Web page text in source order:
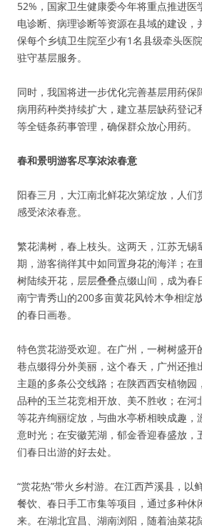
52%，国家卫生健康委今年将重点推进医
电诊断、病理诊断等资源在县域的建设，
保每个乡镇卫生院至少有1名县级牵头医
驻守基层服务。
同时，我国将进一步优化完善基层用药保
病用药种类持续扩大，建立基层缺药登记
等全链条药事管理，确保群众放心用药。
春和景明游客尽享浓浓春意
阳春三月，大江南北鲜花次第绽放，人们
感受浓浓春意。
繁花满树，春上枝头。这两天，江苏无锡
期，游客徜徉其中如同置身花的海洋；在
树陆续开花，层层叠叠点缀山间，成为春
南宁青秀山的200多亩黄花风铃木争相绽
的春日画卷。
特色赏花游受欢迎。在广州，一树树盛开
巷点缀得分外美丽，这个春天，广州还推
主题的多条公交线路；在陕西西安植物园
品种的玉兰花竞相开放、美不胜收；在河
等花卉绚丽绽放，与曲水亭桥相映成趣，
意时光；在安徽芜湖，郁金香迎春盛放，
们春日出游的好去处。
“赏花热”带火乡村游。在江西芦溪县，以
餐饮、春日手工市集等项目，通过多种休
来。在湖北宜昌、湖南浏阳，随着油菜花